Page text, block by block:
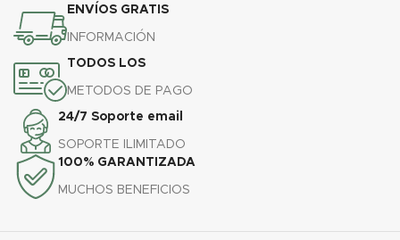
llave patentada. 1 entrada de...
ENVÍOS GRATIS
INFORMACIÓN
TODOS LOS
METODOS DE PAGO
24/7 Soporte email
SOPORTE ILIMITADO
100% GARANTIZADA
MUCHOS BENEFICIOS